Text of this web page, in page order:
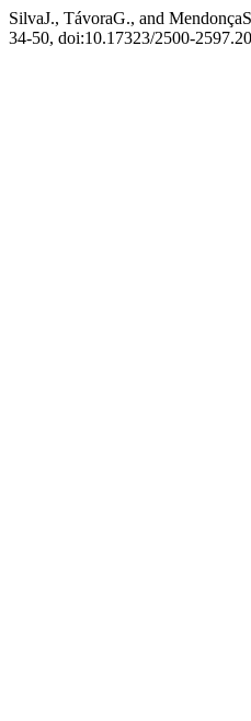
SilvaJ., TávoraG., and
34-50, doi:10.17323/2500-